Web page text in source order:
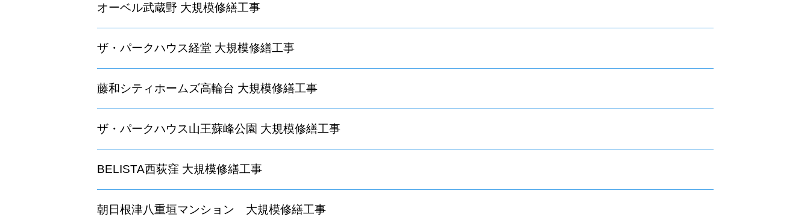
オーベル武蔵野 大規模修繕工事
ザ・パークハウス経堂 大規模修繕工事
藤和シティホームズ高輪台 大規模修繕工事
ザ・パークハウス山王蘇峰公園 大規模修繕工事
BELISTA西荻窪 大規模修繕工事
朝日根津八重垣マンション 大規模修繕工事